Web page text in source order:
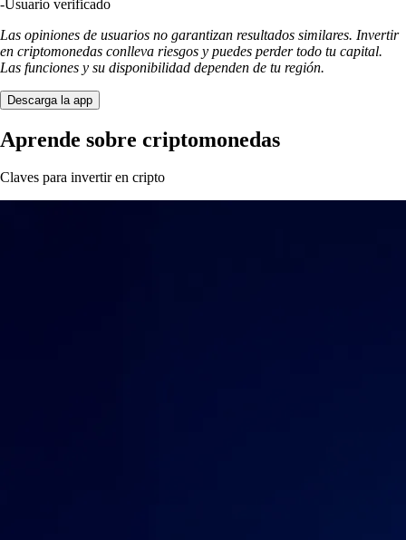
-Usuario verificado
Las opiniones de usuarios no garantizan resultados similares. Invertir
en criptomonedas conlleva riesgos y puedes perder todo tu capital.
Las funciones y su disponibilidad dependen de tu región.
Descarga la app
Aprende sobre criptomonedas
Claves para invertir en cripto